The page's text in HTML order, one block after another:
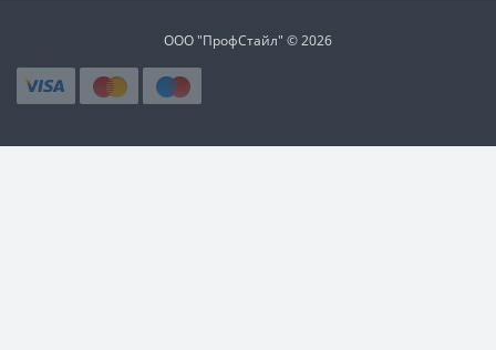
ООО "ПрофСтайл" © 2026